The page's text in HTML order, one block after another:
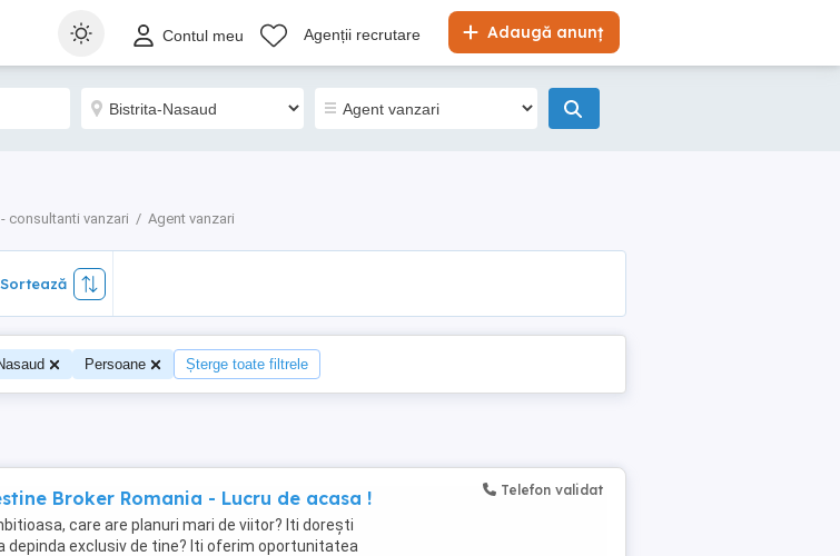
Adaugă anunț
Contul meu Agenții recrutare
consultanti vanzari Agent vanzari
Sortează
Persoane Șterge toate filtrele
Broker Romania - Lucru de acasa !
care are planuri mari de viitor? Iti dorești
depinda exclusiv de tine? Iti oferim oportunitatea
Telefon validat